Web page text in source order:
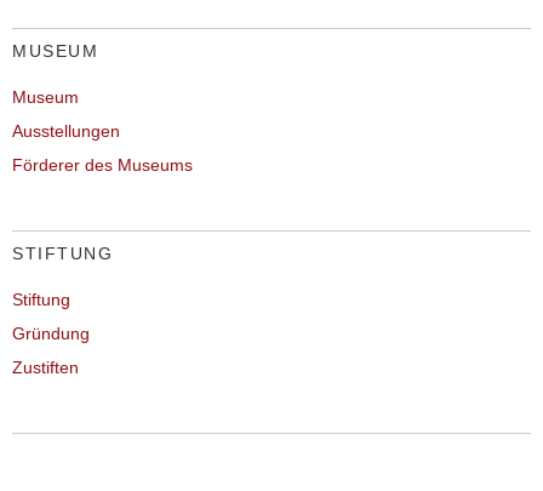
MUSEUM
Museum
Ausstellungen
Förderer des Museums
STIFTUNG
Stiftung
Gründung
Zustiften